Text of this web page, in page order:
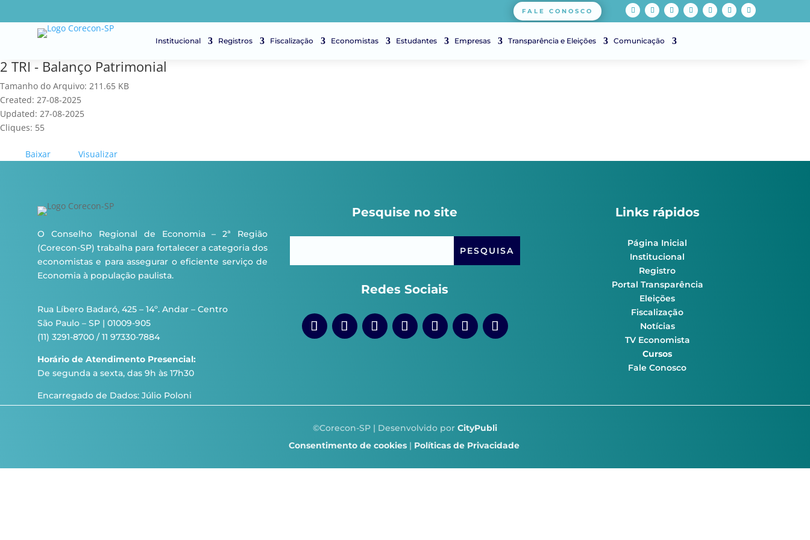
FALE CONOSCO
Institucional Registros Fiscalização Economistas Estudantes Empresas Transparência e Eleições Comunicação
2 TRI - Balanço Patrimonial
Tamanho do Arquivo: 211.65 KB
Created: 27-08-2025
Updated: 27-08-2025
Cliques: 55
Baixar Visualizar
O Conselho Regional de Economia – 2ª Região
(Corecon-SP) trabalha para fortalecer a categoria dos
economistas e para assegurar o eficiente serviço de
Economia à população paulista.
Rua Líbero Badaró, 425 – 14º. Andar – Centro
São Paulo – SP | 01009-905
(11) 3291-8700 / 11 97330-7884
Horário de Atendimento Presencial:
De segunda a sexta, das 9h às 17h30
Encarregado de Dados: Júlio Poloni
Pesquise no site
Redes Sociais
Links rápidos
Página Inicial
Institucional
Registro
Portal Transparência
Eleições
Fiscalização
Notícias
TV Economista
Cursos
Fale Conosco
©Corecon-SP | Desenvolvido por CityPubli
Consentimento de cookies| Políticas de Privacidade